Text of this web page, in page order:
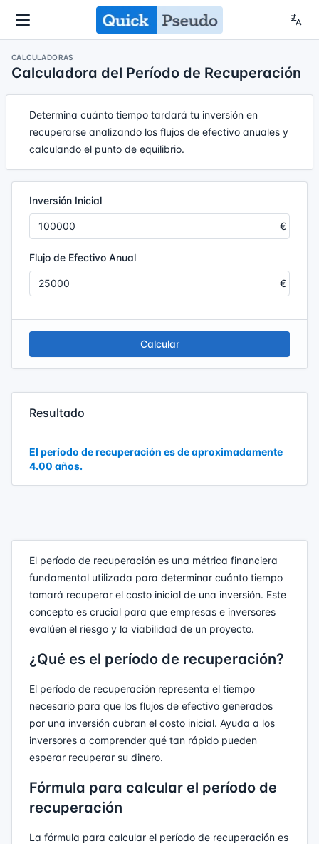
CALCULADORAS
Calculadora del Período de Recuperación
Determina cuánto tiempo tardará tu inversión en
recuperarse analizando los flujos de efectivo anuales y
calculando el punto de equilibrio.
Inversión Inicial
Flujo de Efectivo Anual
Calcular
Resultado
El período de recuperación es de aproximadamente
4.00 años.
El período de recuperación es una métrica financiera
fundamental utilizada para determinar cuánto tiempo
tomará recuperar el costo inicial de una inversión. Este
concepto es crucial para que empresas e inversores
evalúen el riesgo y la viabilidad de un proyecto.
¿Qué es el período de recuperación?
El período de recuperación representa el tiempo
necesario para que los flujos de efectivo generados
por una inversión cubran el costo inicial. Ayuda a los
inversores a comprender qué tan rápido pueden
esperar recuperar su dinero.
Fórmula para calcular el período de
recuperación
La fórmula para calcular el período de recuperación es